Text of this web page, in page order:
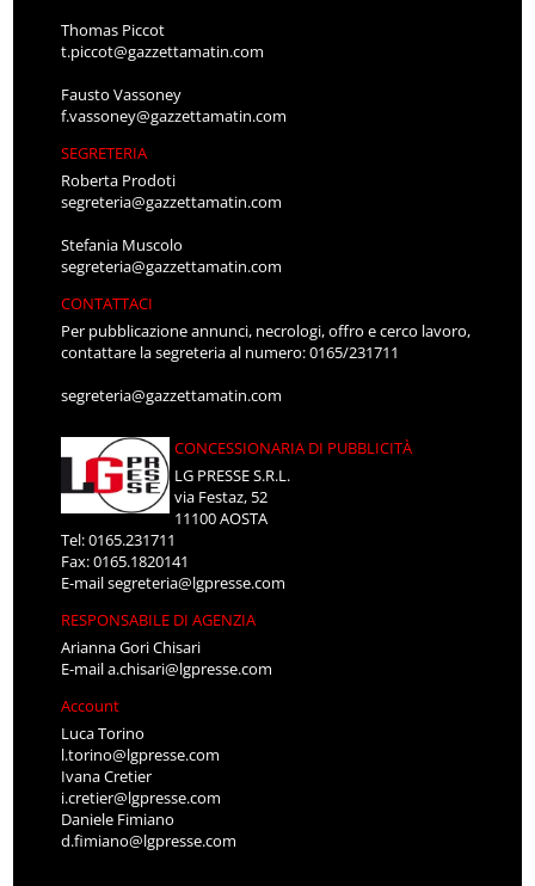
Thomas Piccot
t.piccot@gazzettamatin.com
Fausto Vassoney
f.vassoney@gazzettamatin.com
SEGRETERIA
Roberta Prodoti
segreteria@gazzettamatin.com
Stefania Muscolo
segreteria@gazzettamatin.com
CONTATTACI
Per pubblicazione annunci, necrologi, offro e cerco lavoro,
contattare la segreteria al numero: 0165/231711
segreteria@gazzettamatin.com
CONCESSIONARIA DI PUBBLICITÀ
LG PRESSE S.R.L.
via Festaz, 52
11100 AOSTA
Tel: 0165.231711
Fax: 0165.1820141
E-mailsegreteria@lgpresse.com
RESPONSABILE DI AGENZIA
Arianna Gori Chisari
E-maila.chisari@lgpresse.com
Account
Luca Torino
l.torino@lgpresse.com
Ivana Cretier
i.cretier@lgpresse.com
Daniele Fimiano
d.fimiano@lgpresse.com